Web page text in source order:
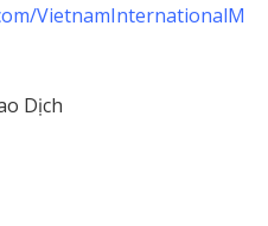
VietnamInternationalM
Dịch